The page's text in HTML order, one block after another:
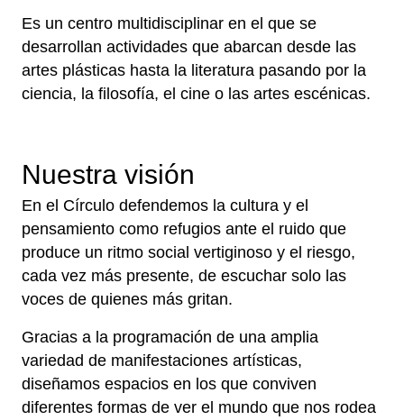
Es un centro multidisciplinar en el que se
desarrollan actividades que abarcan desde las
artes plásticas hasta la literatura pasando por la
ciencia, la filosofía, el cine o las artes escénicas.
Nuestra visión
En el Círculo defendemos la cultura y el
pensamiento como refugios ante el ruido que
produce un ritmo social vertiginoso y el riesgo,
cada vez más presente, de escuchar solo las
voces de quienes más gritan.
Gracias a la programación de una amplia
variedad de manifestaciones artísticas,
diseñamos espacios en los que conviven
diferentes formas de ver el mundo que nos rodea